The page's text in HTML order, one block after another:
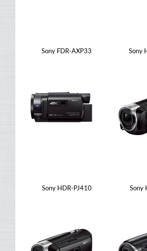
Sony FDR-AXP33 Sony
Sony HDR-PJ410 Sony